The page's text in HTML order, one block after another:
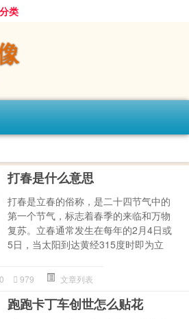
类
打春是什么意思
打春是立春的俗称，是二十四节气中的
第一个节气，标志着春季的来临和万物
复苏。立春通常发生在每年的2月4日或
5日，当太阳到达黄经315度时即为立
0 979 文章列表
跑跑卡丁车创世怎么贴花